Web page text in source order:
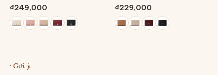
₫249,000
₫229,000
· Gợi ý